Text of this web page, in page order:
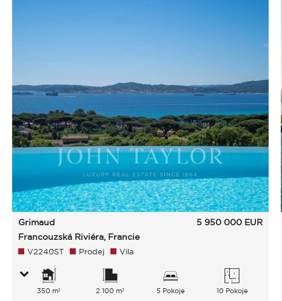
Grimaud
Francouzská Riviéra, Francie
5 950 000 EUR
V2240ST Prodej Vila
350 m² 2 100 m² 5 Pokoje 10 Pokoje